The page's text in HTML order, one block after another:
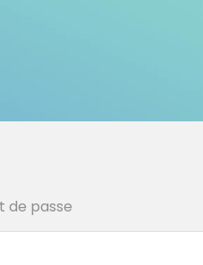
de passe